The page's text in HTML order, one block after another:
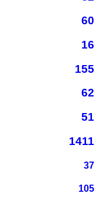
60
16
155
62
51
1411
37
105